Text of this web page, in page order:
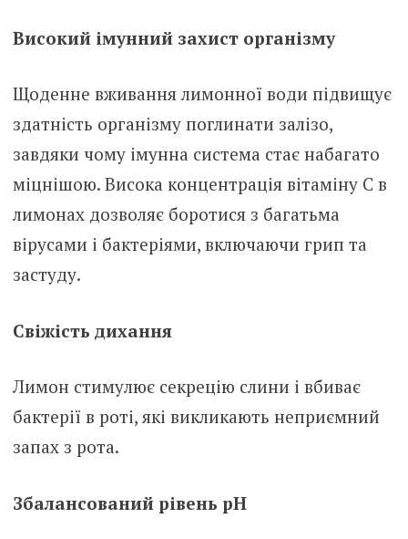
Високий імунний захист організму
Щоденне вживання лимонної води підвищує
здатність організму поглинати залізо,
завдяки чому імунна система стає набагато
міцнішою. Висока концентрація вітаміну С в
лимонах дозволяє боротися з багатьма
вірусами і бактеріями, включаючи грип та
застуду.
Свіжість дихання
Лимон стимулює секрецію слини і вбиває
бактерії в роті, які викликають неприємний
запах з рота.
Збалансований рівень pH